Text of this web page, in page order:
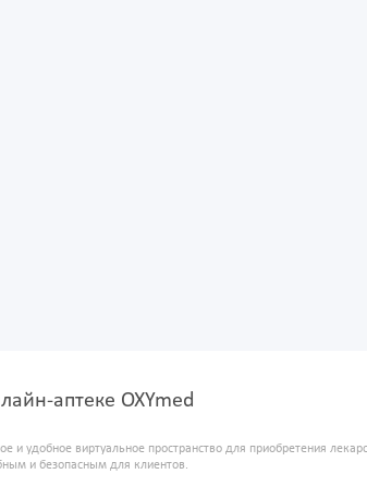
аптеке OXYmed
и удобное виртуальное пространство для приобретения
и безопасным для клиентов.